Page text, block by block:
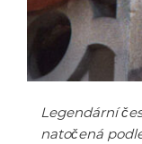
Legendární
natočená